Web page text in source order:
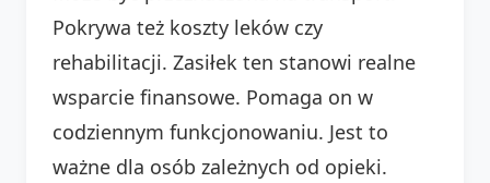
Pokrywa też koszty leków czy
rehabilitacji. Zasiłek ten stanowi realne
wsparcie finansowe. Pomaga on w
codziennym funkcjonowaniu. Jest to
ważne dla osób zależnych od opieki.